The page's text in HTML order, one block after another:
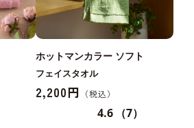
ホットマンカラー ソフト
フェイスタオル
2,200円
4.6 （7）